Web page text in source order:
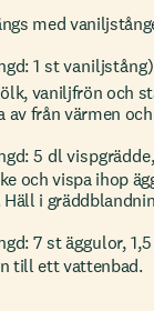
med
1 st vaniljstång)
vaniljfrön och
av från värmen
5 dl
och vispa ihop
i
7 st äggulor,
till ett vattenbad.